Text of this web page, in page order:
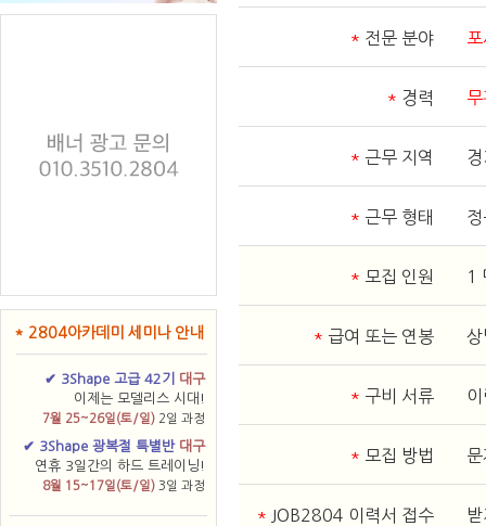
* 2804아카데미 세미나 안내
✔ 3Shape 고급 42기 대구
이제는 모델리스 시대!
7월 25~26일(토/일) 2일 과정
✔ 3Shape 광복절 특별반 대구
연휴 3일간의 하드 트레이닝!
8월 15~17일(토/일) 3일 과정
* 전문 분야
* 경력
* 근무 지역
* 근무 형태
* 모집 인원 1
* 급여 또는 연봉
* 구비 서류
* 모집 방법
* JOB2804 이력서 접수